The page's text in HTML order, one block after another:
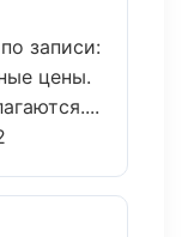
записи:
цены.